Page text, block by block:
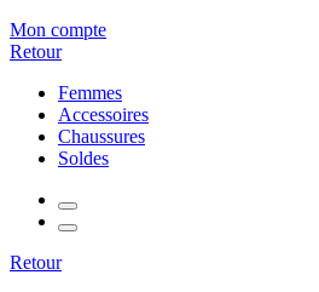
Mon compte
Retour
Femmes
Accessoires
Chaussures
Soldes
Retour